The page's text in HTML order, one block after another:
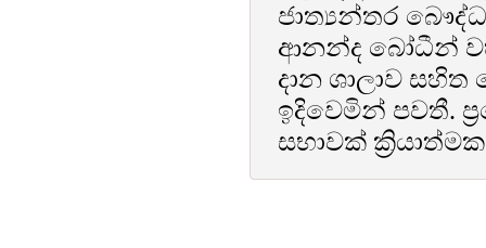
ජාත්‍යන්තර බෞද්ධ
ආනන්ද බෝධීන්
දාන ශාලාව
ඉදිවෙමින් පවතී.
සභාවක්